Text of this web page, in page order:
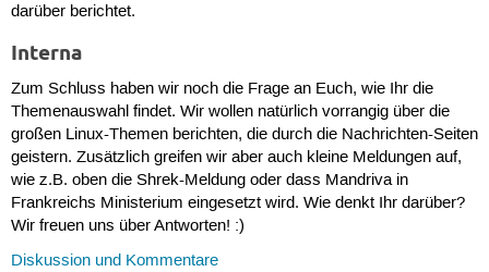
darüber berichtet.
Interna
Zum Schluss haben wir noch die Frage an Euch, wie Ihr die
Themenauswahl findet. Wir wollen natürlich vorrangig über die
großen Linux-Themen berichten, die durch die Nachrichten-Seiten
geistern. Zusätzlich greifen wir aber auch kleine Meldungen auf,
wie z.B. oben die Shrek-Meldung oder dass Mandriva in
Frankreichs Ministerium eingesetzt wird. Wie denkt Ihr darüber?
Wir freuen uns über Antworten! :)
Diskussion und Kommentare